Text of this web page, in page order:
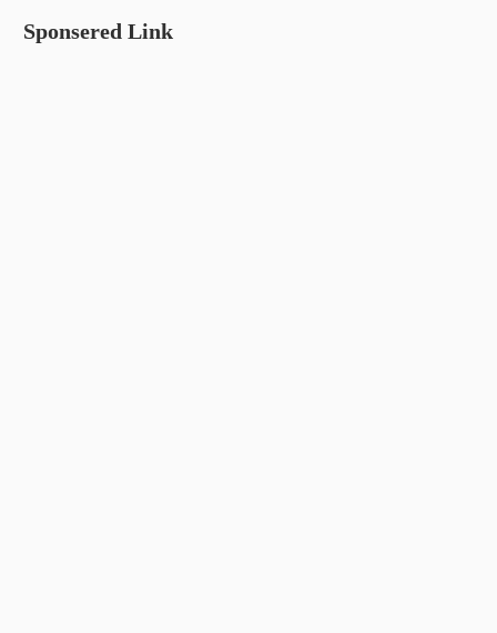
ョ
Sponsered Link